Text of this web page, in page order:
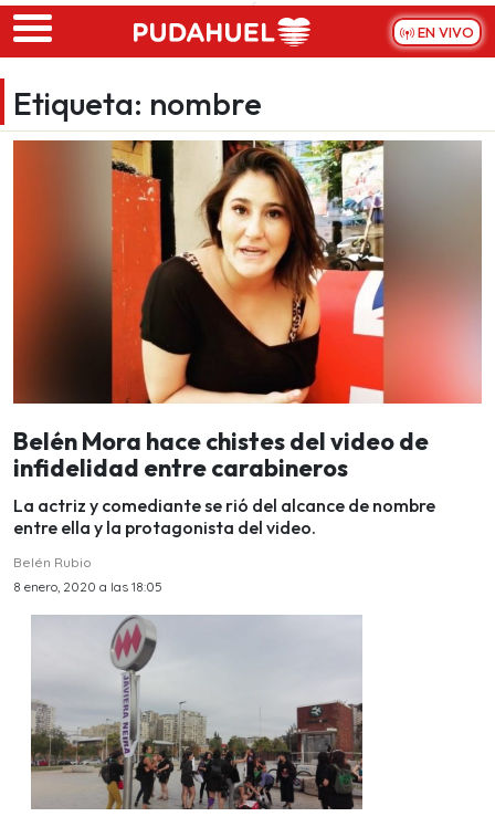
Skip to main content
EN VIVO
Etiqueta: nombre
Belén Mora hace chistes del video de
infidelidad entre carabineros
La actriz y comediante se rió del alcance de nombre
entre ella y la protagonista del video.
Belén Rubio
8 enero, 2020 a las 18:05